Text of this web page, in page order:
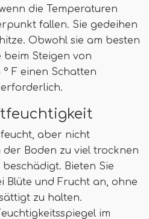
die Temperaturen
fallen. Sie gedeihen
Obwohl sie am besten
beim Steigen von
F einen Schatten
aber nicht
der Boden zu viel trocknen
Bieten Sie
Blüte und Frucht an, ohne
zu halten.
im